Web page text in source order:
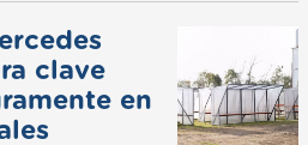
clave
en